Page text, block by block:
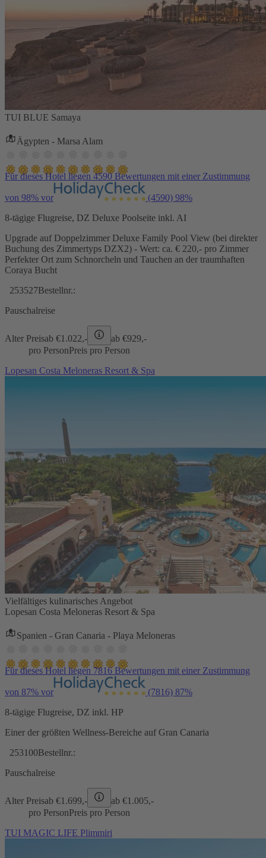
TUI BLUE Samaya
Ägypten - Marsa Alam
Für dieses Hotel liegen 4590 Bewertungen mit einer Zustimmung
von 98% vor (4590) 98%
8-tägige Flugreise, DZ Deluxe Poolseite inkl. AI
Upgrade auf Doppelzimmer Deluxe Family Pool View (bei direkter
Buchung des Zimmertyps DZX2) - Wert: ca. € 220,- pro Zimmer
Perfekter Ort zum Schnorcheln und Tauchen an der traumhaften
Coraya Bucht
253527Bestellnr.:
Pauschalreise
Alter Preisab €1.022,- ab €929,-
pro PersonPreis pro Person
Lopesan Costa Meloneras Resort & Spa
Vielfältiges kulinarisches Angebot
Lopesan Costa Meloneras Resort & Spa
Spanien - Gran Canaria - Playa Meloneras
Für dieses Hotel liegen 7816 Bewertungen mit einer Zustimmung
von 87% vor (7816) 87%
8-tägige Flugreise, DZ inkl. HP
Einer der größten Wellness-Bereiche auf Gran Canaria
253100Bestellnr.:
Pauschalreise
Alter Preisab €1.699,- ab €1.005,-
pro PersonPreis pro Person
TUI MAGIC LIFE Plimmiri